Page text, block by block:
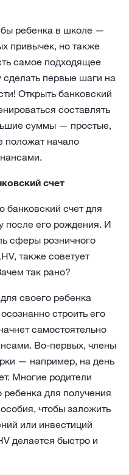
ребенка в школе —
привычек, но также
самое подходящее
сделать первые шаги на
Открыть банковский
составлять
суммы — простые,
положат начало
счет
банковский счет для
после его рождения. И
сферы розничного
также советует
так рано?
своего ребенка
строить его
самостоятельно
Во-первых, члены
— например, на день
Многие родители
для получения
чтобы заложить
или инвестиций
делается быстро и